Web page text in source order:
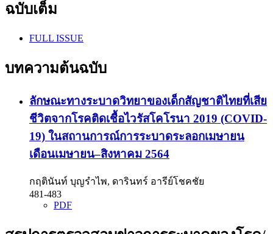
ฉบับเต็ม
FULL ISSUE
บทความต้นฉบับ
ลักษณะทางระบาดวิทยาของเด็กสัญชาติไทยที่เสีย
ชีวิตจากโรคติดเชื้อไวรัสโคโรนา 2019 (COVID-
19) ในสถานการณ์การระบาดระลอกเมษายน
เดือนเมษายน–สิงหาคม 2564
กฤตินันท์ บุญรำไพ, ดารินทร์ อารีย์โชคชัย
481-483
PDF